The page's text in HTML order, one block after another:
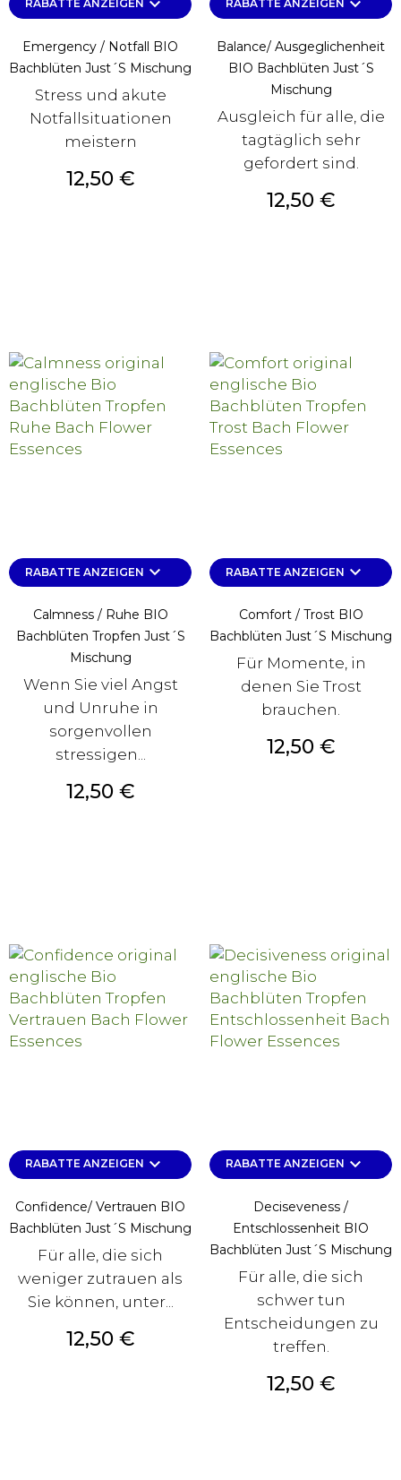
RABATTE ANZEIGEN
Emergency / Notfall BIO
Bachblüten Just´s Mischung
Stress und akute
Notfallsituationen
meistern
Preis
12,50 €
RABATTE ANZEIGEN
Balance/ Ausgeglichenheit
BIO Bachblüten Just´s
Mischung
Ausgleich für alle, die
tagtäglich sehr
gefordert sind.
Preis
12,50 €
RABATTE ANZEIGEN keyboard_arrow_down
Calmness / Ruhe BIO
Bachblüten Tropfen Just´s
Mischung
Wenn Sie viel Angst
und Unruhe in
sorgenvollen
stressigen...
Preis
12,50 €
RABATTE ANZEIGEN keyboard_arrow_down
Comfort / Trost BIO
Bachblüten Just´s Mischung
Für Momente, in
denen Sie Trost
brauchen.
Preis
12,50 €
RABATTE ANZEIGEN keyboard_arrow_down
Confidence/ Vertrauen BIO
Bachblüten Just´s Mischung
Für alle, die sich
weniger zutrauen als
Sie können, unter...
Preis
12,50 €
RABATTE ANZEIGEN keyboard_arrow_down
Deciseveness /
Entschlossenheit BIO
Bachblüten Just´s Mischung
Für alle, die sich
schwer tun
Entscheidungen zu
treffen.
Preis
12,50 €